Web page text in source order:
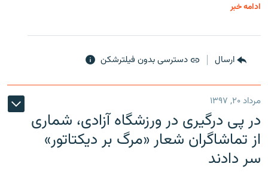
ادامه خبر
ارسال دسترسی بدون فیلترشکن
مرداد ۲۰, ۱۳۹۷
در پی درگیری در ورزشگاه آزادی، شماری
از تماشاگران شعار «مرگ بر دیکتاتور»
سر دادند